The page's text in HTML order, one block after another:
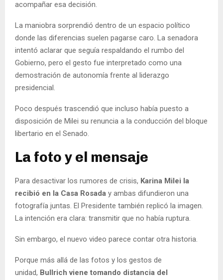
acompañar esa decisión.
La maniobra sorprendió dentro de un espacio político
donde las diferencias suelen pagarse caro. La senadora
intentó aclarar que seguía respaldando el rumbo del
Gobierno, pero el gesto fue interpretado como una
demostración de autonomía frente al liderazgo
presidencial.
Poco después trascendió que incluso había puesto a
disposición de Milei su renuncia a la conducción del bloque
libertario en el Senado.
La foto y el mensaje
Para desactivar los rumores de crisis, Karina Milei la
recibió en la Casa Rosada y ambas difundieron una
fotografía juntas. El Presidente también replicó la imagen.
La intención era clara: transmitir que no había ruptura.
Sin embargo, el nuevo video parece contar otra historia.
Porque más allá de las fotos y los gestos de
unidad, Bullrich viene tomando distancia del